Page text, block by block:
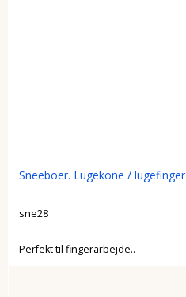
Sneeboer. Lugekone / lugefinger
sne28
Perfekt til fingerarbejde..